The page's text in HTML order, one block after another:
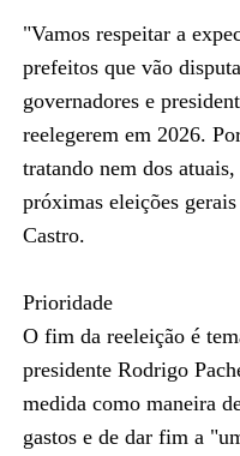
"Vamos respeitar a
prefeitos que vão
governadores e
reelegerem em 2026.
tratando nem dos
próximas eleições
Castro.
Prioridade
O fim da reeleição é
presidente Rodrigo
medida como maneira
gastos e de dar fim a